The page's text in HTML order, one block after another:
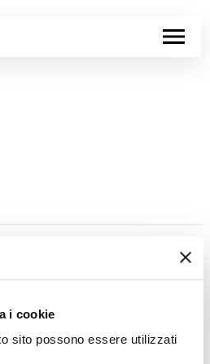
i cookie
sito possono essere utilizzati